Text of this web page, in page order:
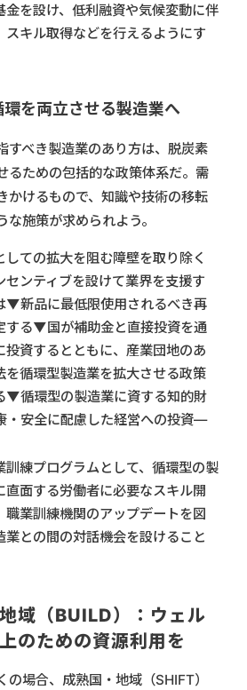
金を設け、低利融資や気候変動に伴
スキル取得などを行えるようにす
を両立させる製造業へ
すべき製造業のあり方は、脱炭素
るための包括的な政策体系だ。需
かけるもので、知識や技術の移転
施策が求められよう。
しての拡大を阻む障壁を取り除く
センティブを設けて業界を支援す
▼新品に最低限使用されるべき再
する▼国が補助金と直接投資を通
投資するとともに、産業団地のあ
を循環型製造業を拡大させる政策
▼循環型の製造業に資する知的財
・安全に配慮した経営への投資―
訓練プログラムとして、循環型の製
直面する労働者に必要なスキル開
職業訓練機関のアップデートを図
業との間の対話機会を設けること
域（BUILD）：ウェル
のための資源利用を
の場合、成熟国・地域（SHIFT）